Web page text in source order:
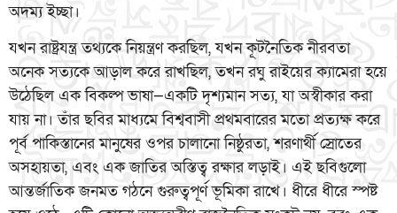
অদম্য ইচ্ছা।
যখন রাষ্ট্রযন্ত্র তথ্যকে নিয়ন্ত্রণ করছিল, যখন কূটনৈতিক নীরবতা
অনেক সত্যকে আড়াল করে রাখছিল, তখন রঘু রাইয়ের ক্যামেরা হয়ে
উঠেছিল এক বিকল্প ভাষা—একটি দৃশ্যমান সত্য, যা অস্বীকার করা
যায় না। তাঁর ছবির মাধ্যমে বিশ্ববাসী প্রথমবারের মতো প্রত্যক্ষ করে
পূর্ব পাকিস্তানের মানুষের ওপর চালানো নিষ্ঠুরতা, শরণার্থী স্রোতের
অসহায়তা, এবং এক জাতির অস্তিত্ব রক্ষার লড়াই। এই ছবিগুলো
আন্তর্জাতিক জনমত গঠনে গুরুত্বপূর্ণ ভূমিকা রাখে। ধীরে ধীরে স্পষ্ট